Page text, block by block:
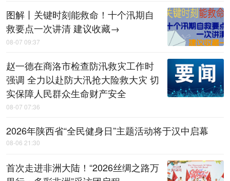
图解丨关键时刻能救命！十个汛期自
救要点一次讲清 建议收藏→
08-07 09:37
赵一德在商洛市检查防汛救灾工作时
强调 全力以赴防大汛抢大险救大灾 切
实保障人民群众生命财产安全
08-07 07:36
2026年陕西省“全民健身日”主题活动将于汉中启幕
08-06 21:30
首次走进非洲大陆！“2026丝绸之路万